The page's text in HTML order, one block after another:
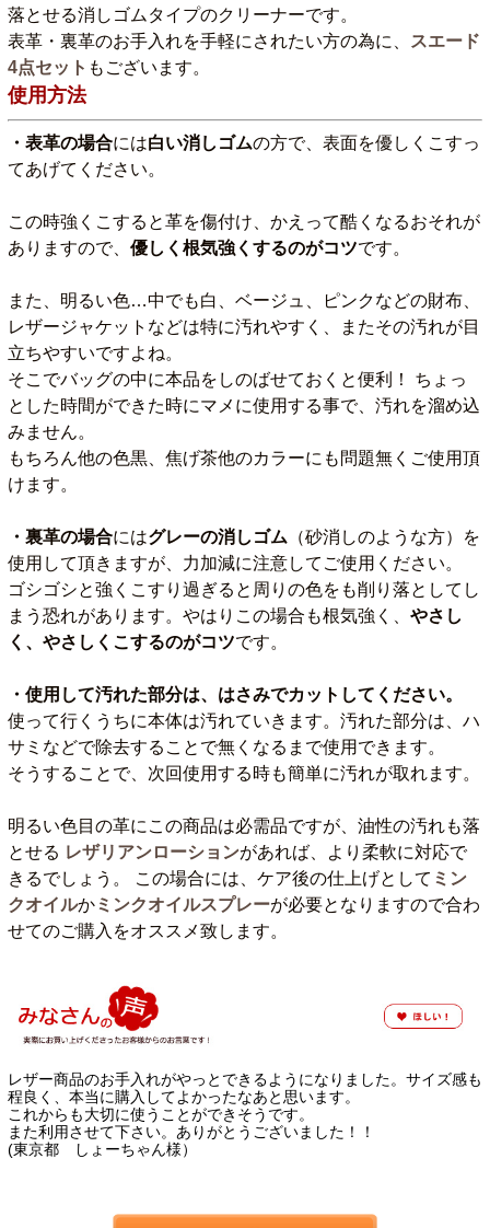
落とせる消しゴムタイプのクリーナーです。
表革・裏革のお手入れを手軽にされたい方の為に、
スエード
4点セット もございます。
使用方法
・表革の場合には白い消しゴムの方で、表面を優しくこすっ
てあげてください。
この時強くこすると革を傷付け、かえって酷くなるおそれが
ありますので、 優しく根気強くするのがコツです。
また、明るい色…中でも白、ベージュ、ピンクなどの財布、
レザージャケットなどは特に汚れやすく、またその汚れが目
立ちやすいですよね。
そこでバッグの中に本品をしのばせておくと便利！ ちょっ
とした時間ができた時にマメに使用する事で、汚れを溜め込
みません。
もちろん他の色黒、焦げ茶他のカラーにも問題無くご使用頂
けます。
・裏革の場合にはグレーの消しゴム （砂消しのような方）を
使用して頂きますが、力加減に注意してご使用ください。
ゴシゴシと強くこすり過ぎると周りの色をも削り落としてし
まう恐れがあります。やはりこの場合も根気強く、 やさし
く、やさしくこするのがコツです。
・使用して汚れた部分は、はさみでカットしてください。
使って行くうちに本体は汚れていきます。汚れた部分は、ハ
サミなどで除去することで無くなるまで使用できます。
そうすることで、次回使用する時も簡単に汚れが取れます。
明るい色目の革にこの商品は必需品ですが、油性の汚れも落
とせる レザリアンローションがあれば、より柔軟に対応で
きるでしょう。 この場合には、ケア後の仕上げとして ミン
クオイルかミンクオイルスプレーが必要となりますので合わ
せてのご購入をオススメ致します。
レザー商品のお手入れがやっとできるようになりました。サイズ感も
程良く、本当に購入してよかったなあと思います。
これからも大切に使うことができそうです。
また利用させて下さい。ありがとうございました！！
(東京都 しょーちゃん様）